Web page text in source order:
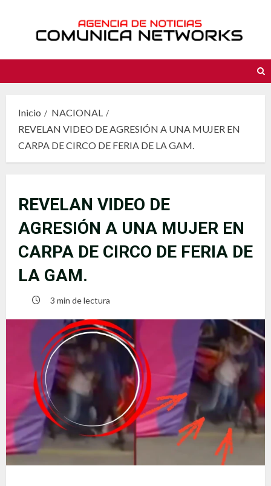
contenido
Inicio
NACIONAL
REVELAN VIDEO DE AGRESIÓN A UNA MUJER EN
CARPA DE CIRCO DE FERIA DE LA GAM.
REVELAN VIDEO DE
AGRESIÓN A UNA MUJER EN
CARPA DE CIRCO DE FERIA DE
LA GAM.
3 min de lectura